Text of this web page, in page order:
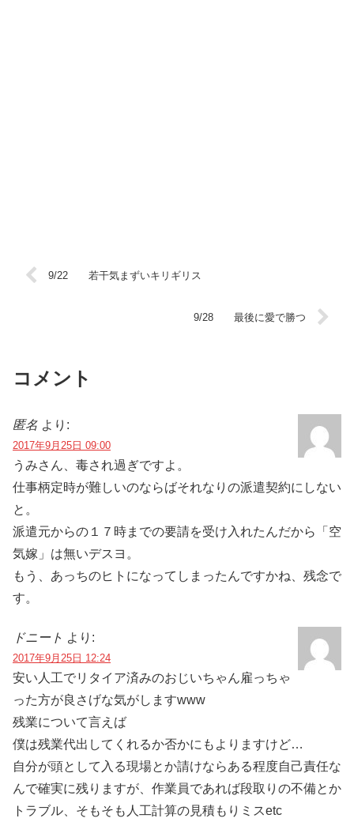
9/22 若干気まずいキリギリス
9/28 最後に愛で勝つ
コメント
匿名 より:
2017年9月25日 09:00
うみさん、毒され過ぎですよ。
仕事柄定時が難しいのならばそれなりの派遣契約にしない
と。
派遣元からの１７時までの要請を受け入れたんだから「空
気嫁」は無いデスヨ。
もう、あっちのヒトになってしまったんですかね、残念で
す。
ドニート より:
2017年9月25日 12:24
安い人工でリタイア済みのおじいちゃん雇っちゃ
った方が良さげな気がしますwww
残業について言えば
僕は残業代出してくれるか否かにもよりますけど…
自分が頭として入る現場とか請けならある程度自己責任な
んで確実に残りますが、作業員であれば段取りの不備とか
トラブル、そもそも人工計算の見積もりミスetc